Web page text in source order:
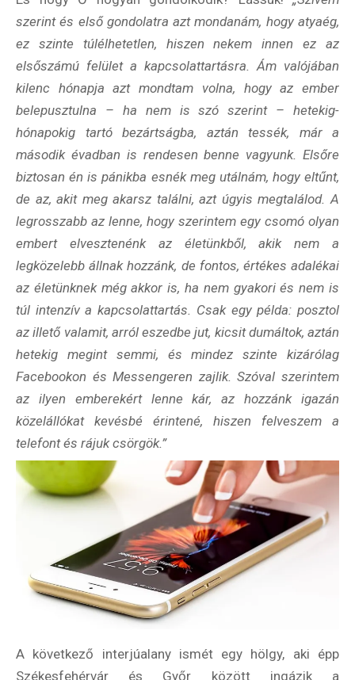
Hírlevél
szerint és első gondolatra azt mondanám, hogy atyaég,
ez szinte túlélhetetlen, hiszen nekem innen ez az
elsőszámú felület a kapcsolattartásra. Ám valójában
kilenc hónapja azt mondtam volna, hogy az ember
belepusztulna – ha nem is szó szerint – hetekig-
hónapokig tartó bezártságba, aztán tessék, már a
második évadban is rendesen benne vagyunk. Elsőre
biztosan én is pánikba esnék meg utálnám, hogy eltűnt,
de az, akit meg akarsz találni, azt úgyis megtalálod. A
legrosszabb az lenne, hogy szerintem egy csomó olyan
embert elvesztenénk az életünkből, akik nem a
legközelebb állnak hozzánk, de fontos, értékes adalékai
az életünknek még akkor is, ha nem gyakori és nem is
túl intenzív a kapcsolattartás. Csak egy példa: posztol
az illető valamit, arról eszedbe jut, kicsit dumáltok, aztán
hetekig megint semmi, és mindez szinte kizárólag
Facebookon és Messengeren zajlik. Szóval szerintem
az ilyen emberekért lenne kár, az hozzánk igazán
közelállókat kevésbé érintené, hiszen felveszem a
telefont és rájuk csörgök.”
A következő interjúalany ismét egy hölgy, aki épp
Székesfehérvár és Győr között ingázik a